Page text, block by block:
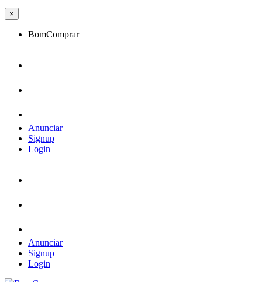
×
BomComprar
Anunciar
Signup
Login
Anunciar
Signup
Login